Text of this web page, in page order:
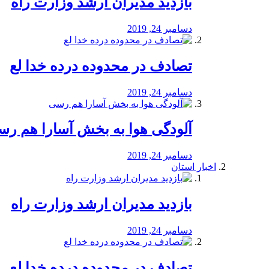
دسامبر 24, 2019
تصادف در محدوده درده خدا لع
دسامبر 24, 2019
آلودگی هوا به بخش آسارا هم
دسامبر 24, 2019
اخبار استان
بازدید مدیران ارشد وزارت راه
دسامبر 24, 2019